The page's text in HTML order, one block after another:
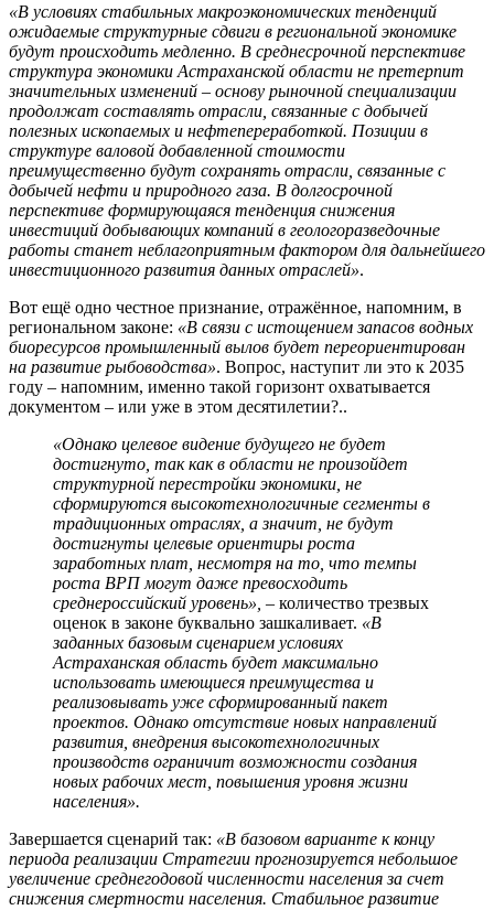
«В условиях стабильных макроэкономических тенденций
ожидаемые структурные сдвиги в региональной экономике
будут происходить медленно. В среднесрочной перспективе
структура экономики Астраханской области не претерпит
значительных изменений – основу рыночной специализации
продолжат составлять отрасли, связанные с добычей
полезных ископаемых и нефтепереработкой. Позиции в
структуре валовой добавленной стоимости
преимущественно будут сохранять отрасли, связанные с
добычей нефти и природного газа. В долгосрочной
перспективе формирующаяся тенденция снижения
инвестиций добывающих компаний в геологоразведочные
работы станет неблагоприятным фактором для дальнейшего
инвестиционного развития данных отраслей».
Вот ещё одно честное признание, отражённое, напомним, в
региональном законе: «В связи с истощением запасов водных
биоресурсов промышленный вылов будет переориентирован
на развитие рыбоводства». Вопрос, наступит ли это к 2035
году – напомним, именно такой горизонт охватывается
документом – или уже в этом десятилетии?..
«Однако целевое видение будущего не будет
достигнуто, так как в области не произойдет
структурной перестройки экономики, не
сформируются высокотехнологичные сегменты в
традиционных отраслях, а значит, не будут
достигнуты целевые ориентиры роста
заработных плат, несмотря на то, что темпы
роста ВРП могут даже превосходить
среднероссийский уровень», – количество трезвых
оценок в законе буквально зашкаливает. «В
заданных базовым сценарием условиях
Астраханская область будет максимально
использовать имеющиеся преимущества и
реализовывать уже сформированный пакет
проектов. Однако отсутствие новых направлений
развития, внедрения высокотехнологичных
производств ограничит возможности создания
новых рабочих мест, повышения уровня жизни
населения».
Завершается сценарий так: «В базовом варианте к концу
периода реализации Стратегии прогнозируется небольшое
увеличение среднегодовой численности населения за счет
снижения смертности населения. Стабильное развитие